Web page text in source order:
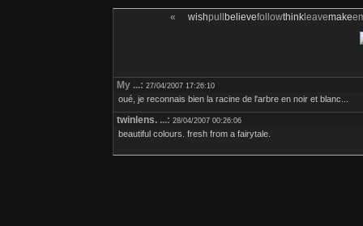
« wishpull believefollowthinkleavemake
My ...: 27/04/2007 17:26:10
oué, je reconnais bien la racine de l'arbre en noir et blanc...
twinlens. ...: 28/04/2007 00:26:06
beautiful colours. fresh from a fairytale.